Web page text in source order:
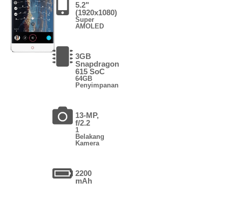
5.2"
(1920x1080)
Super
AMOLED
3GB
Snapdragon
615 SoC
64GB
Penyimpanan
13-MP,
f/2.2
1
Belakang
Kamera
2200
mAh